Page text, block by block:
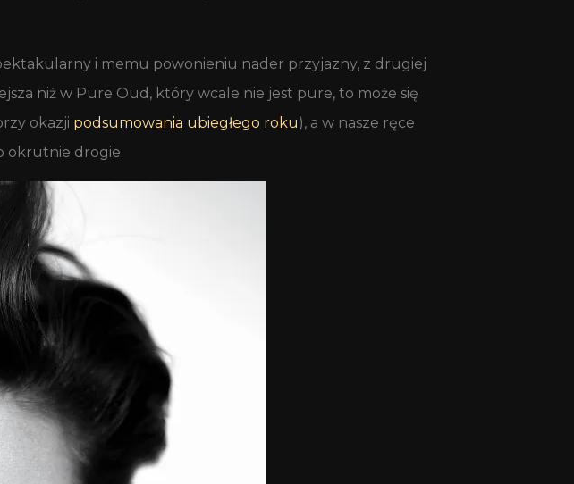
i memu powonieniu nader przyjazny, z drugiej
niż w Pure Oud, który wcale nie jest pure, to może się
okazji podsumowania ubiegłego roku), a w nasze ręce
okrutnie drogie.